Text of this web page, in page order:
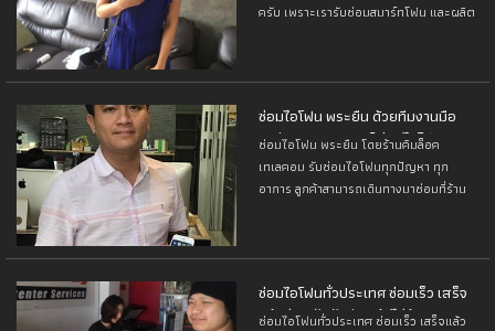
ครับ เพราะเรารับซ่อมสมาร์ทโฟน และผลิต
กลับมาหาเราเสมอ
ซ่อมไอโฟน พระยืน ด้วยทีมงานมือ
อาชีพ ประสบการณ์ ซ่อมไอโฟน
มากกว่า 9 ปี
ซ่อมไอโฟน พระยืน โดยร้านคิมล็อค
เทเลคอม รับซ่อมไอโฟนทุกปัญหา ทุก
อาการ ลูกค้าสามารถเดินทางมาซ่อมที่ร้าน
ซ่อมไอโฟนทั่วประเทศ ซ่อมเร็ว เสร็จ
แล้วส่งกลับทันที ลูกค้าไม่ต้องรอนาน
ซ่อมไอโฟนทั่วประเทศ ซ่อมเร็ว เสร็จแล้ว